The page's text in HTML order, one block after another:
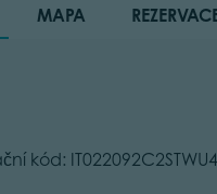
MAPA
kód: